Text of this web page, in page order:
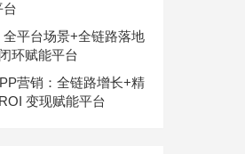
台
平台场景+全链路落地
环赋能平台
营销：全链路增长+精
变现赋能平台